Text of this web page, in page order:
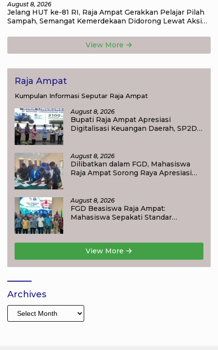
August 8, 2026
Jelang HUT ke-81 RI, Raja Ampat Gerakkan Pelajar Pilah
Sampah, Semangat Kemerdekaan Didorong Lewat Aksi
View More
Raja Ampat
Kumpulan Informasi Seputar Raja Ampat
August 8, 2026
Bupati Raja Ampat Apresiasi
Digitalisasi Keuangan Daerah, SP2D
August 8, 2026
Dilibatkan dalam FGD, Mahasiswa
Raja Ampat Sorong Raya Apresiasi
August 8, 2026
FGD Beasiswa Raja Ampat:
Mahasiswa Sepakati Standar
View More
Archives
Archives